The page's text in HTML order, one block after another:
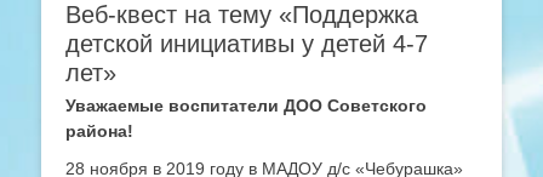
Веб-квест на тему «Поддержка
детской инициативы у детей 4-7
лет»
Уважаемые воспитатели ДОО Советского
района!
28 ноября в 2019 году в МАДОУ д/с «Чебурашка»